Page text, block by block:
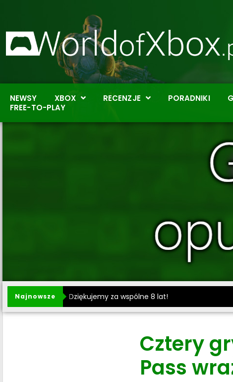
NEWSY XBOX RECENZJE PORADNIKI
FREE-TO-PLAY
Najnowsze Dziękujemy za wspólne 8 lat!
Cztery
Pass